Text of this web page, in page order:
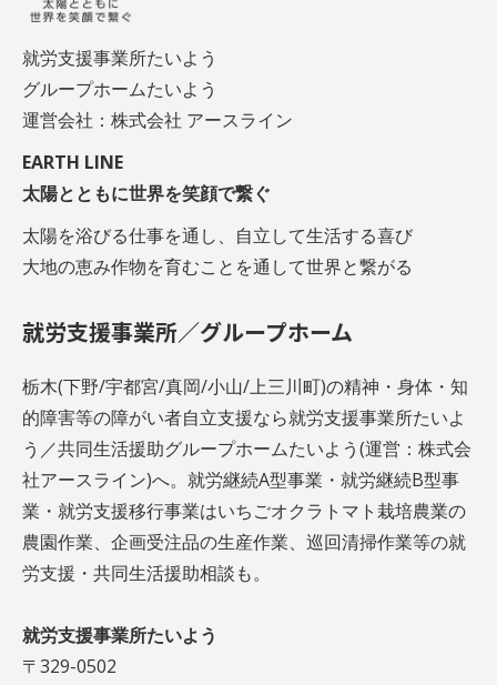
就労支援事業所たいよう
グループホームたいよう
運営会社：株式会社 アースライン
EARTH LINE
太陽とともに世界を笑顔で繋ぐ
太陽を浴びる仕事を通し、自立して生活する喜び
大地の恵み作物を育むことを通して世界と繋がる
就労支援事業所／グループホーム
栃木(下野/宇都宮/真岡/小山/上三川町)の精神・身体・知
的障害等の障がい者自立支援なら就労支援事業所たいよ
う／共同生活援助グループホームたいよう(運営：株式会
社アースライン)へ。就労継続A型事業・就労継続B型事
業・就労支援移行事業はいちごオクラトマト栽培農業の
農園作業、企画受注品の生産作業、巡回清掃作業等の就
労支援・共同生活援助相談も。
就労支援事業所たいよう
〒329-0502